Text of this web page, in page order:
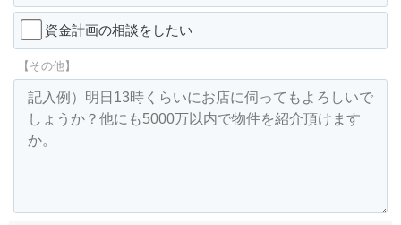
資金計画の相談をしたい
【その他】